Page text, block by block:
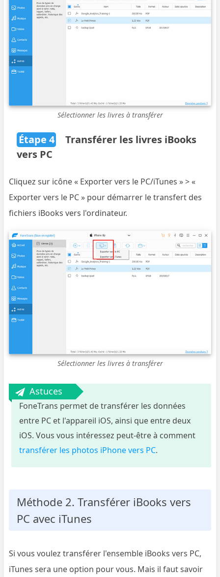
Sélectionner les livres à transférer
Étape 4
Transférer les livres iBooks
vers PC
Cliquez sur icône « Exporter vers le PC/iTunes » > «
Exporter vers le PC » pour démarrer le transfert des
fichiers iBooks vers l'ordinateur.
Sélectionner les livres à transférer
Astuces
FoneTrans permet de transférer les données
entre PC et l'appareil iOS, ainsi que entre deux
iOS. Vous vous intéressez peut-être à comment
transférer les photos iPhone vers PC.
Méthode 2. Transférer iBooks vers
PC avec iTunes
Si vous voulez transférer l'ensemble iBooks vers PC,
iTunes sera une option pour vous. Mais il faut savoir